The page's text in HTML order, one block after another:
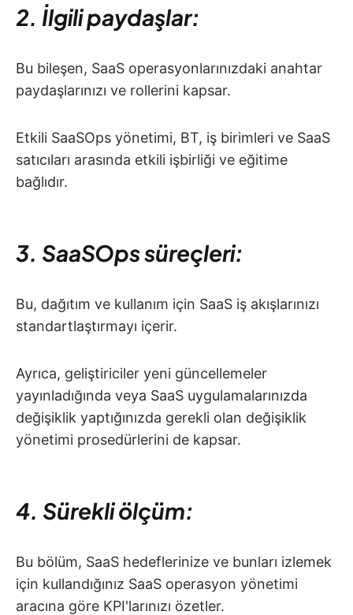
2. İlgili paydaşlar:
Bu bileşen, SaaS operasyonlarınızdaki anahtar
paydaşlarınızı ve rollerini kapsar.
Etkili SaaSOps yönetimi, BT, iş birimleri ve SaaS
satıcıları arasında etkili işbirliği ve eğitime
bağlıdır.
3. SaaSOps süreçleri:
Bu, dağıtım ve kullanım için SaaS iş akışlarınızı
standartlaştırmayı içerir.
Ayrıca, geliştiriciler yeni güncellemeler
yayınladığında veya SaaS uygulamalarınızda
değişiklik yaptığınızda gerekli olan değişiklik
yönetimi prosedürlerini de kapsar.
4. Sürekli ölçüm:
Bu bölüm, SaaS hedeflerinize ve bunları izlemek
için kullandığınız SaaS operasyon yönetimi
aracına göre KPI'larınızı özetler.